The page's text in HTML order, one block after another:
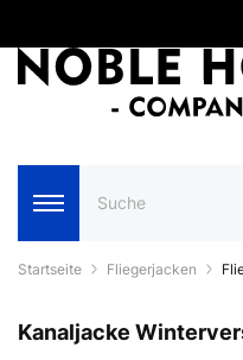
Startseite Fliegerjacken
Kanaljacke